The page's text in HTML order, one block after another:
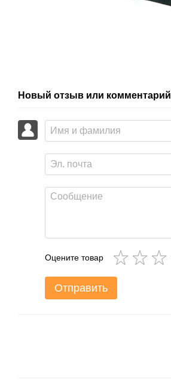
Новый отзыв или комментарий
Оцените товар
Отправить